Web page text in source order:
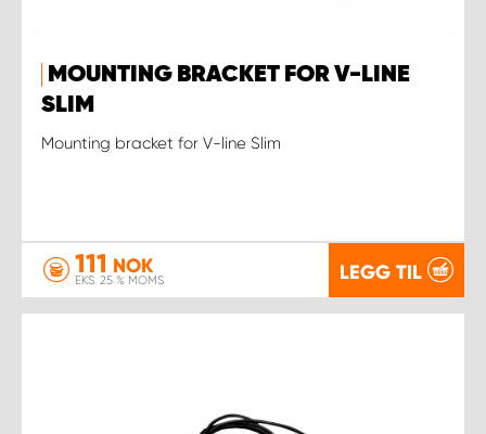
MOUNTING BRACKET FOR V-LINE
SLIM
Mounting bracket for V-line Slim
111 NOK
EKS. 25 % MOMS LEGG TIL